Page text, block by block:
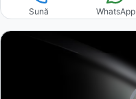
Sună WhatsApp